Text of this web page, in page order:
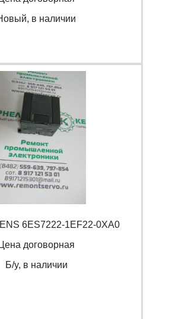
в наличии
6ES7222-1EF22-0XA0
Цена договорная
Б/y, в наличии